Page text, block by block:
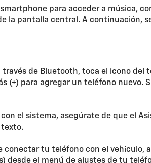
para acceder a música,
la pantalla central. A continuación,
de Bluetooth, toca el icono
(+) para agregar un teléfono nuevo.
el sistema, asegúrate de que el
texto.
conectar tu teléfono con el
desde el menú de ajustes de tu